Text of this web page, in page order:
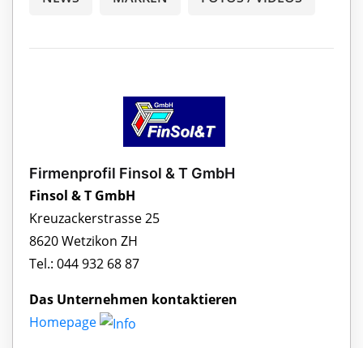
Firmenprofil Finsol & T GmbH
Finsol & T GmbH
Kreuzackerstrasse 25
8620 Wetzikon ZH
Tel.: 044 932 68 87
Das Unternehmen kontaktieren
Homepage